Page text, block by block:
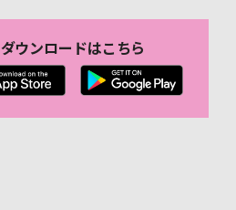
ダウンロードはこちら